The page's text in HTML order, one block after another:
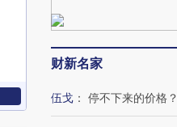
财新名家
伍戈 ： 停不下来的价格？